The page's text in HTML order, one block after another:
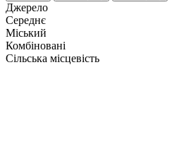
Джерело
Середнє
Міський
Комбіновані
Сільська місцевість